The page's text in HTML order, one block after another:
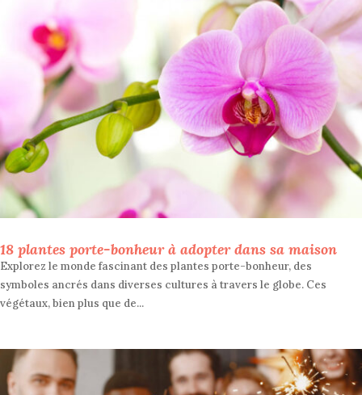
18 plantes porte-bonheur à adopter dans sa maison
Explorez le monde fascinant des plantes porte-bonheur, des
symboles ancrés dans diverses cultures à travers le globe. Ces
végétaux, bien plus que de...